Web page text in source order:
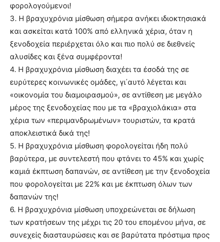
φορολογούμενοι!
3. Η βραχυχρόνια μίσθωση σήμερα ανήκει ιδιοκτησιακά
και ασκείται κατά 100% από ελληνικά χέρια, όταν η
ξενοδοχεία περιέρχεται όλο και πιο πολύ σε διεθνείς
αλυσίδες και ξένα συμφέροντα!
4. Η βραχυχρόνια μίσθωση διαχέει τα έσοδά της σε
ευρύτερες κοινωνικές ομάδες, γι΄αυτό λέγεται και
«οικονομία του διαμοιρασμού», σε αντίθεση με μεγάλο
μέρος της ξενοδοχείας που με τα «βραχιολάκια» στα
χέρια των «περιμανδρωμένων» τουριστών, τα κρατά
αποκλειστικά δικά της!
5. Η βραχυχρόνια μίσθωση φορολογείται ήδη πολύ
βαρύτερα, με συντελεστή που φτάνει το 45% και χωρίς
καμιά έκπτωση δαπανών, σε αντίθεση με την ξενοδοχεία
που φορολογείται με 22% και με έκπτωση όλων των
δαπανών της!
6. Η βραχυχρόνια μίσθωση υποχρεώνεται σε δήλωση
των κρατήσεων της μέχρι τις 20 του επομένου μήνα, σε
συνεχείς διασταυρώσεις και σε βαρύτατα πρόστιμα προς